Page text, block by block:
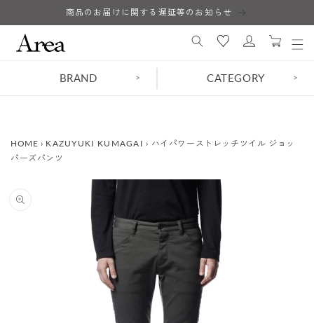
進む
商品のお届けに関する遅延等のお知らせ
ロ
イ
カ
ー
BRAND > CATEGORY >
HOME › KAZUYUKI KUMAGAI › ハイパワーストレッチツイル ジョッ
パーズパンツ